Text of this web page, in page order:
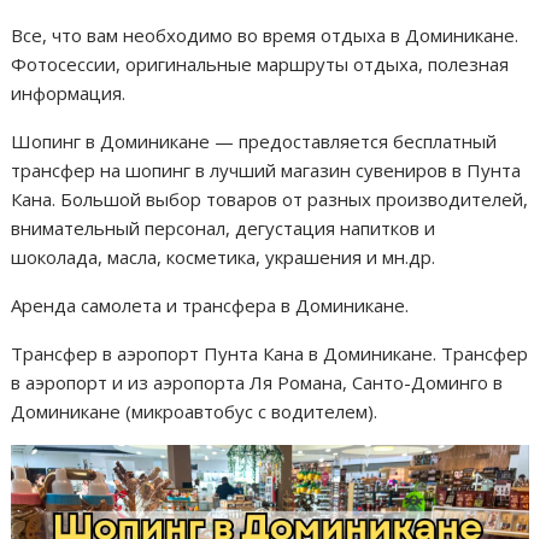
Все, что вам необходимо во время отдыха в Доминикане.
Фотосессии, оригинальные маршруты отдыха, полезная
информация.
Шопинг в Доминикане — предоставляется бесплатный
трансфер на шопинг в лучший магазин сувениров в Пунта
Кана. Большой выбор товаров от разных производителей,
внимательный персонал, дегустация напитков и
шоколада, масла, косметика, украшения и мн.др.
Аренда самолета и трансфера в Доминикане.
Трансфер в аэропорт Пунта Кана в Доминикане. Трансфер
в аэропорт и из аэропорта Ля Романа, Санто-Доминго в
Доминикане (микроавтобус с водителем).